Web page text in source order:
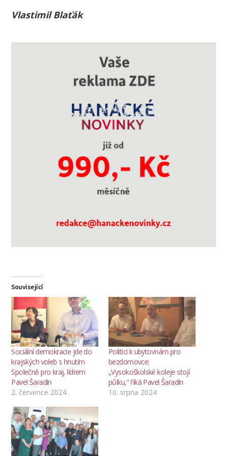
Vlastimil Blaťák
Související
Sociální demokracie jde do
krajských voleb s hnutím
Společně pro kraj, lídrem
Pavel Šaradín
2. července 2024
Politici k ubytovnám pro
bezdomovce:
„Vysokoškolské koleje stojí
půlku,“ říká Pavel Šaradín
10. srpna 2024